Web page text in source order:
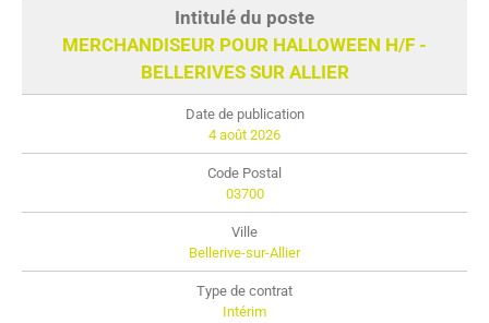
MERCHANDISEUR POUR HALLOWEEN H/F -
BELLERIVES SUR ALLIER
4 août 2026
03700
Bellerive-sur-Allier
Intérim